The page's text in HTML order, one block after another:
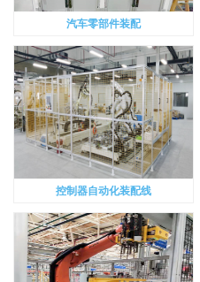
汽车零部件装配
控制器自动化装配线